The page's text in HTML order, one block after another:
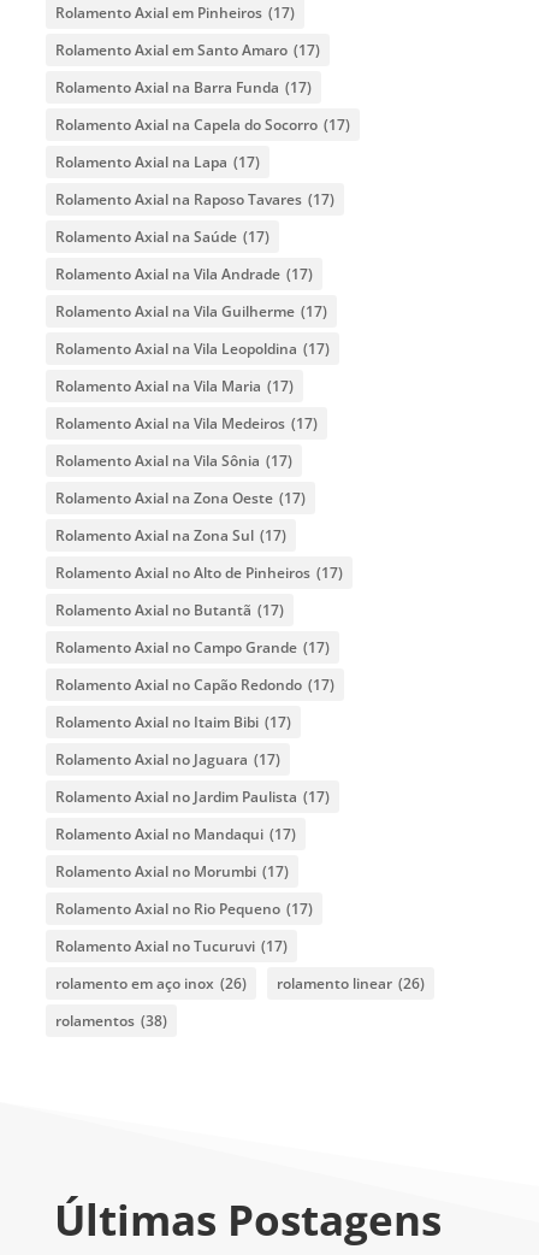
Rolamento Axial em Pinheiros (17)
Rolamento Axial em Santo Amaro (17)
Rolamento Axial na Barra Funda (17)
Rolamento Axial na Capela do Socorro (17)
Rolamento Axial na Lapa (17)
Rolamento Axial na Raposo Tavares (17)
Rolamento Axial na Saúde (17)
Rolamento Axial na Vila Andrade (17)
Rolamento Axial na Vila Guilherme (17)
Rolamento Axial na Vila Leopoldina (17)
Rolamento Axial na Vila Maria (17)
Rolamento Axial na Vila Medeiros (17)
Rolamento Axial na Vila Sônia (17)
Rolamento Axial na Zona Oeste (17)
Rolamento Axial na Zona Sul (17)
Rolamento Axial no Alto de Pinheiros (17)
Rolamento Axial no Butantã (17)
Rolamento Axial no Campo Grande (17)
Rolamento Axial no Capão Redondo (17)
Rolamento Axial no Itaim Bibi (17)
Rolamento Axial no Jaguara (17)
Rolamento Axial no Jardim Paulista (17)
Rolamento Axial no Mandaqui (17)
Rolamento Axial no Morumbi (17)
Rolamento Axial no Rio Pequeno (17)
Rolamento Axial no Tucuruvi (17)
rolamento em aço inox (26) rolamento linear (26)
rolamentos (38)
Últimas Postagens